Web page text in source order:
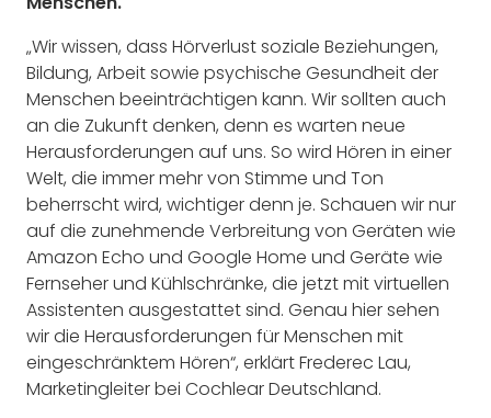
„Wir wissen, dass Hörverlust soziale Beziehungen,
Bildung, Arbeit sowie psychische Gesundheit der
Menschen beeinträchtigen kann. Wir sollten auch
an die Zukunft denken, denn es warten neue
Herausforderungen auf uns. So wird Hören in einer
Welt, die immer mehr von Stimme und Ton
beherrscht wird, wichtiger denn je. Schauen wir nur
auf die zunehmende Verbreitung von Geräten wie
Amazon Echo und Google Home und Geräte wie
Fernseher und Kühlschränke, die jetzt mit virtuellen
Assistenten ausgestattet sind. Genau hier sehen
wir die Herausforderungen für Menschen mit
eingeschränktem Hören“, erklärt Frederec Lau,
Marketingleiter bei Cochlear Deutschland.